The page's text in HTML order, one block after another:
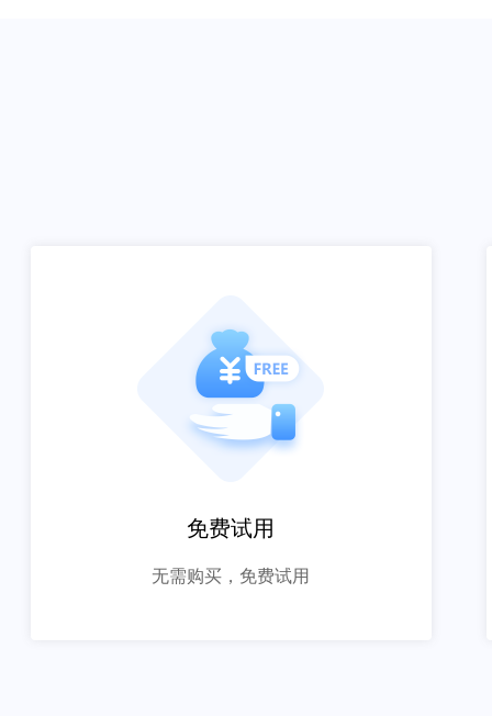
免费试用
无需购买，免费试用